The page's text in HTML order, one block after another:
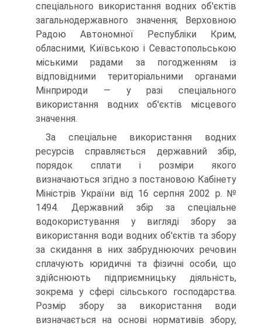
спеціального викорис­тання водних об'єктів
загальнодержавного значення; Верховною
Ра­дою Автономної Республіки Крим,
обласними, Київською і Севасто­польською
міськими радами за погодженням із
відповідними терито­ріальними органами
Мінприроди — у разі спеціального
використання водних об'єктів місцевого
значення.
За спеціальне використання водних
ресурсів справляється дер­жавний збір,
порядок сплати і розміри якого
визначаються згідно з постановою Кабінету
Міністрів України від 16 серпня 2002 р. №
1494. Державний збір за спеціальне
водокористування у вигляді збору за
використання води водних об'єктів та збору
за скидання в них забруд­нюючих речовин
сплачують юридичні та фізичні особи, що
здійсню­ють підприємницьку діяльність,
зокрема у сфері сільського господарс­тва.
Розмір збору за використання води
визначається на основі норма­тивів збору,